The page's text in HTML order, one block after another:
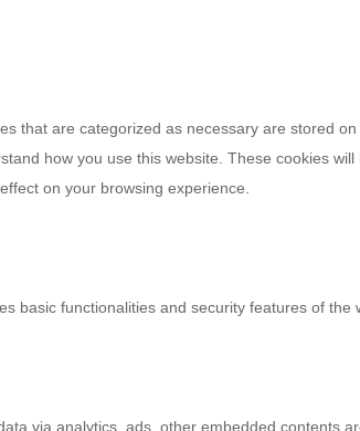
that are categorized as necessary are stored
how you use this website. These cookies
on your browsing experience.
basic functionalities and security features of the
via analytics, ads, other embedded contents